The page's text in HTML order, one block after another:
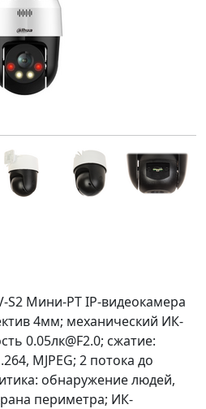
S2 Мини-PT IP-видеокамера
4мм; механический ИК-
0.05лк@F2.0; сжатие:
MJPEG; 2 потока до
обнаружение людей,
периметра; ИК-